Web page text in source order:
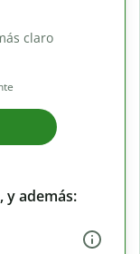
claro
y además: